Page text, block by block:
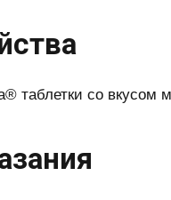
таблетки со вкусом